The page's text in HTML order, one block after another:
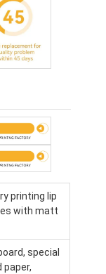
printing lip
with matt
special
paper,